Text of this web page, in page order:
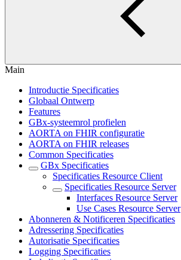
Main
Introductie Specificaties
Globaal Ontwerp
Features
GBx-systeemrol profielen
AORTA on FHIR configuratie
AORTA on FHIR releases
Common Specificaties
GBx Specificaties
Specificaties Resource Client
Specificaties Resource Server
Interfaces Resource Server
Use Cases Resource Server
Abonneren & Notificeren Specificaties
Adressering Specificaties
Autorisatie Specificaties
Logging Specificaties